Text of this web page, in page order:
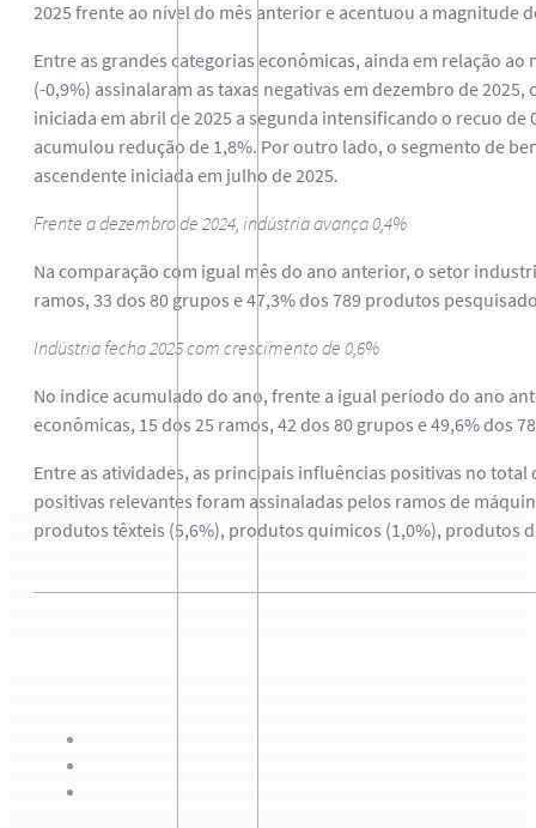
2025 frente ao nível do mês anterior e acentuou a magnitude
Entre as grandes categorias econômicas, ainda em relação
(-0,9%) assinalaram as taxas negativas em dezembro de
iniciada em abril de 2025 a segunda intensificando o recuo
acumulou redução de 1,8%. Por outro lado, o segmento de
ascendente iniciada em julho de 2025.
Frente a dezembro de 2024, indústria avança 0,4%
Na comparação com igual mês do ano anterior, o setor
ramos, 33 dos 80 grupos e 47,3% dos 789 produtos
Indústria fecha 2025 com crescimento de 0,6%
No índice acumulado do ano, frente a igual período do ano
econômicas, 15 dos 25 ramos, 42 dos 80 grupos e 49,6% dos
Entre as atividades, as principais influências positivas no
positivas relevantes foram assinaladas pelos ramos de
produtos têxteis (5,6%), produtos químicos (1,0%), produtos